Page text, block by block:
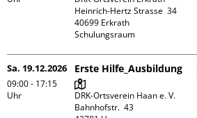
Heinrich-Hertz Strasse  34
40699 Erkrath
Schulungsraum
Sa. 19.12.2026
09:00 - 17:15
Uhr
Erste Hilfe_Ausbildung
DRK-Ortsverein Haan e. V.
Bahnhofstr.  43